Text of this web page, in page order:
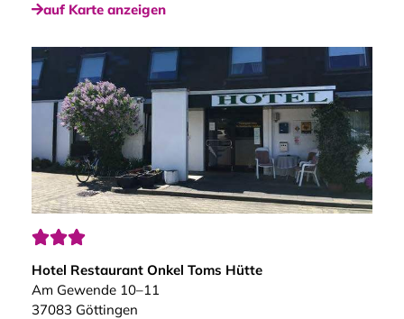
auf Karte anzeigen

Hotel Restaurant Onkel Toms Hütte
Am Gewende 10–11
37083 Göttingen